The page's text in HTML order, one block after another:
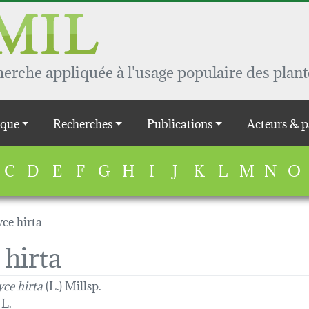
appliquée à l'usage populaire des
Recherches Publications Acteurs &
C D E F G H I J K L M N O
hirta
hirta
hirta(L.) Millsp.
L.